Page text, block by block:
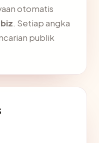
otomatis
. Setiap angka
publik